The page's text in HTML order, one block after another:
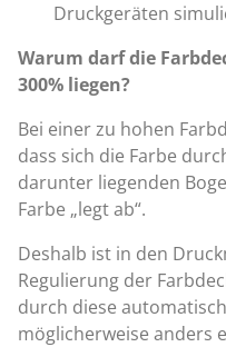
Druckgeräten
Warum darf die
300% liegen?
Bei einer zu hohen
dass sich die Farbe
darunter liegenden
Farbe „legt ab“.
Deshalb ist in den
Regulierung der
durch diese
möglicherweise anders